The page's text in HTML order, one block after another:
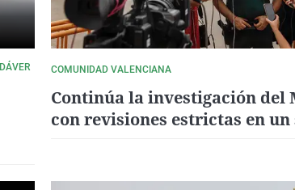
COMUNIDAD VALENCIANA
Continúa la investigación del
con revisiones estrictas en